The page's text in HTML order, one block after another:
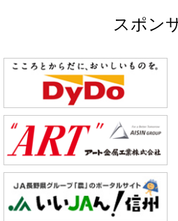
スポン